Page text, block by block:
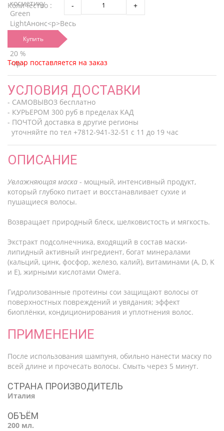
Количество :
Купить
Товар поставляется на заказ
УСЛОВИЯ ДОСТАВКИ
- САМОВЫВОЗ бесплатно
- КУРЬЕРОМ 300 руб в пределах КАД
- ПОЧТОЙ доставка в другие регионы
уточняйте по тел +7812-941-32-51 с 11 до 19 час
ОПИСАНИЕ
Увлажняющая маска - мощный, интенсивный продукт,
который глубоко питает и восстанавливает сухие и
пушащиеся волосы.
Возвращает природный блеск, шелковистость и мягкость.
Экстракт подсолнечника, входящий в состав маски-
липидный активный ингредиент, богат минералами
(кальций, цинк, фосфор, железо, калий), витаминами (A, D, K
и E), жирными кислотами Омега.
Гидролизованные протеины сои защищают волосы от
поверхностных повреждений и увядания; эффект
биоплёнки, кондиционирования и уплотнения волос.
ПРИМЕНЕНИЕ
После использования шампуня, обильно нанести маску по
всей длине и прочесать волосы. Смыть через 5 минут.
СТРАНА ПРОИЗВОДИТЕЛЬ
Италия
ОБЪЁМ
200 мл.